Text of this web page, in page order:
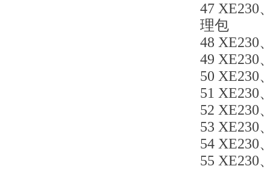
47 XE230
理包
48 XE230
49 XE230
50 XE230
51 XE230
52 XE230
53 XE230
54 XE230
55 XE230